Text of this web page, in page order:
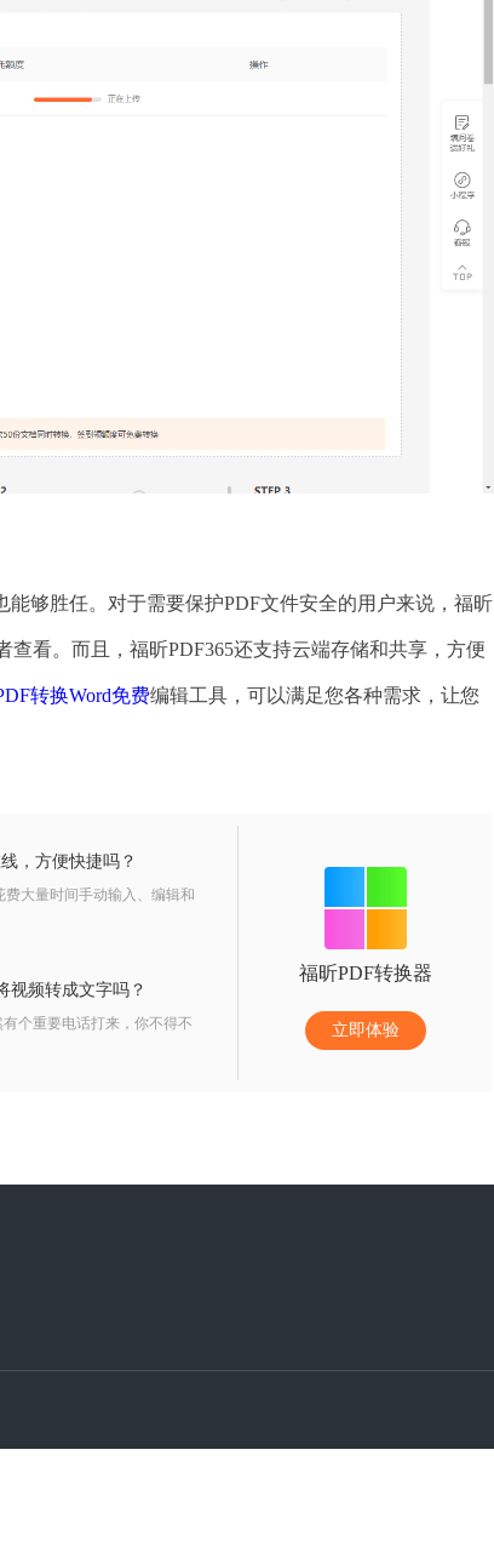
够胜任。对于需要保护PDF文件安全的用户来说，福昕
看。而且，福昕PDF365还支持云端存储和共享，方便
转换Word免费编辑工具，可以满足您各种需求，让您
，方便快捷吗？
大量时间手动输入、编辑和
视频转成文字吗？
个重要电话打来，你不得不
福昕PDF转换器
立即体验